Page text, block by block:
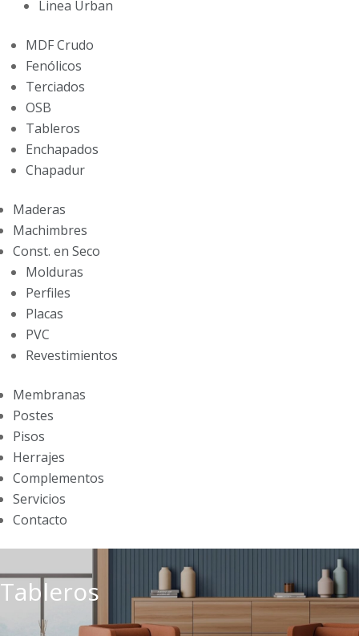
Linea Urban
MDF Crudo
Fenólicos
Terciados
OSB
Tableros
Enchapados
Chapadur
Maderas
Machimbres
Const. en Seco
Molduras
Perfiles
Placas
PVC
Revestimientos
Membranas
Postes
Pisos
Herrajes
Complementos
Servicios
Contacto
Tableros